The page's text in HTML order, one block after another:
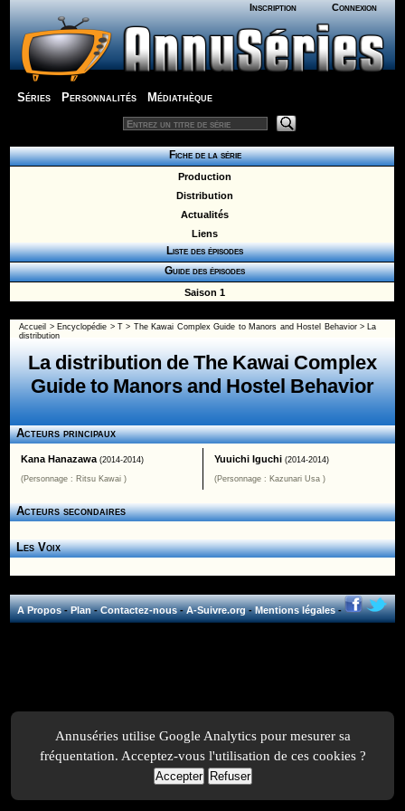
Inscription Connexion
Séries Personnalités Médiathèque
Fiche de la série
Production
Distribution
Actualités
Liens
Liste des épisodes
Guide des épisodes
Saison 1
Accueil > Encyclopédie >T > The Kawai Complex Guide to Manors and Hostel Behavior> La
distribution
La distribution de The Kawai Complex
Guide to Manors and Hostel Behavior
Acteurs principaux
Kana Hanazawa (2014-2014)
(Personnage : Ritsu Kawai )
Yuuichi Iguchi (2014-2014)
(Personnage : Kazunari Usa )
Acteurs secondaires
Les Voix
A Propos-Plan-Contactez-nous-A-Suivre.org-Mentions légales-
Annuséries utilise Google Analytics pour mesurer sa
fréquentation. Acceptez-vous l'utilisation de ces cookies ?
Accepter Refuser